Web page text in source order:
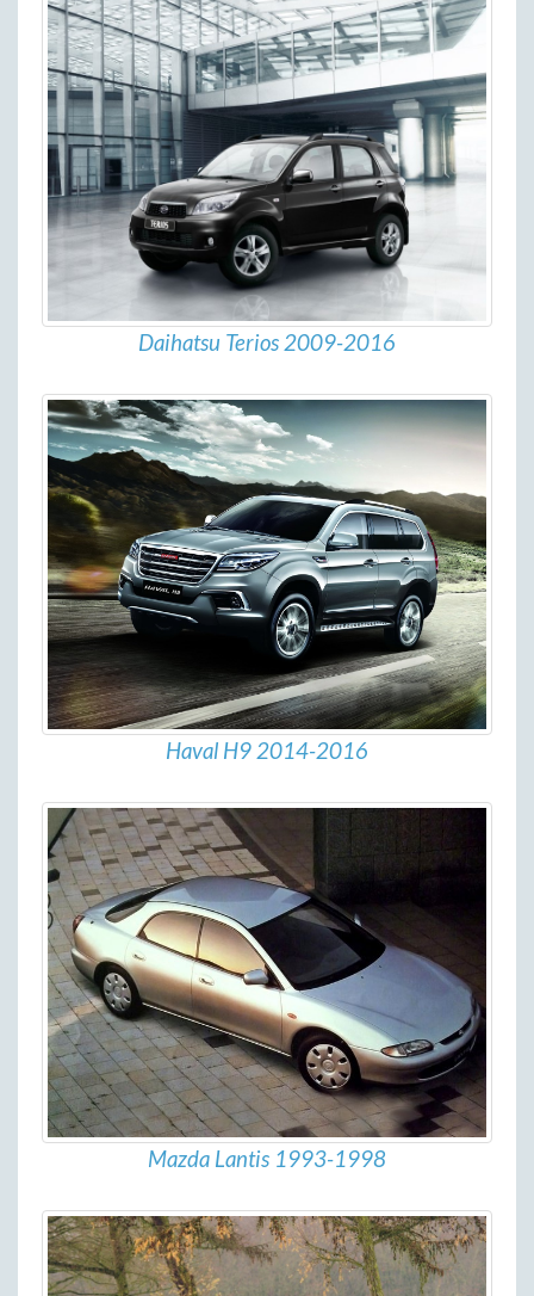
Daihatsu Terios 2009-2016
Haval H9 2014-2016
Mazda Lantis 1993-1998